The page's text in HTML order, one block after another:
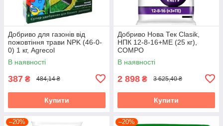
Добриво для газонів від
пожовтіння трави NPK (46-0-
0) 1 кг, Agrecol
В наявності
387 ₴ 484,14 ₴
Купити
Добриво Нова Тек Clasik,
НПК 12-8-16+МЕ (25 кг),
COMPO
В наявності
2 898 ₴ 3 625,40 ₴
Купити
–20% –20%